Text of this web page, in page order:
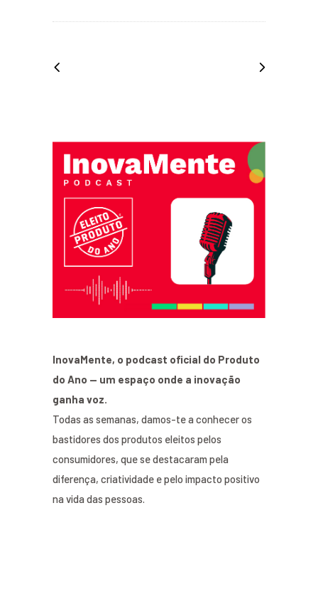
InovaMente, o podcast oficial do Produto
do Ano — um espaço onde a inovação
ganha voz.
Todas as semanas, damos-te a conhecer os
bastidores dos produtos eleitos pelos
consumidores, que se destacaram pela
diferença, criatividade e pelo impacto positivo
na vida das pessoas.